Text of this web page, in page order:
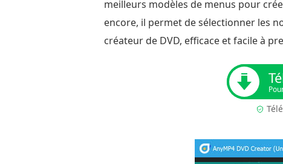
meilleurs modèles de menus pour
encore, il permet de sélectionner les
créateur de DVD, efficace et facile à